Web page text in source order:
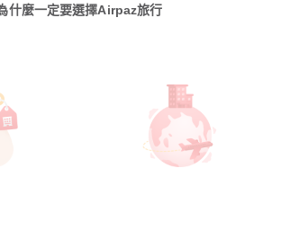
什麼一定要選擇Airpaz旅行